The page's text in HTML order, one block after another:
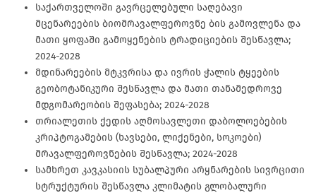
საქართველოში გავრცელებული საღებავი
მცენარეების ბიომრავალფეროვნე ბის გამოვლენა და
მათი ყოფაში გამოყენების ტრადიციების შესწავლა;
2024-2028
მდინარეების მტკვრისა და ივრის ჭალის ტყეების
გეობოტანიკური შესწავლა და მათი თანამედროვე
მდგომარეობის შეფასება; 2024-2028
თრიალეთის ქედის აღმოსავლეთი დაბოლოებების
კრიპტოგამების (ხავსები, ლიქენები, სოკოები)
მრავალფეროვნების შესწავლა; 2024-2028
სამხრეთ კავკასიის სუბალპური არყნარების სივრცითი
სტრუქტურის შესწავლა კლიმატის გლობალური